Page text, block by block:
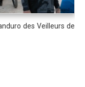
des Veilleurs de